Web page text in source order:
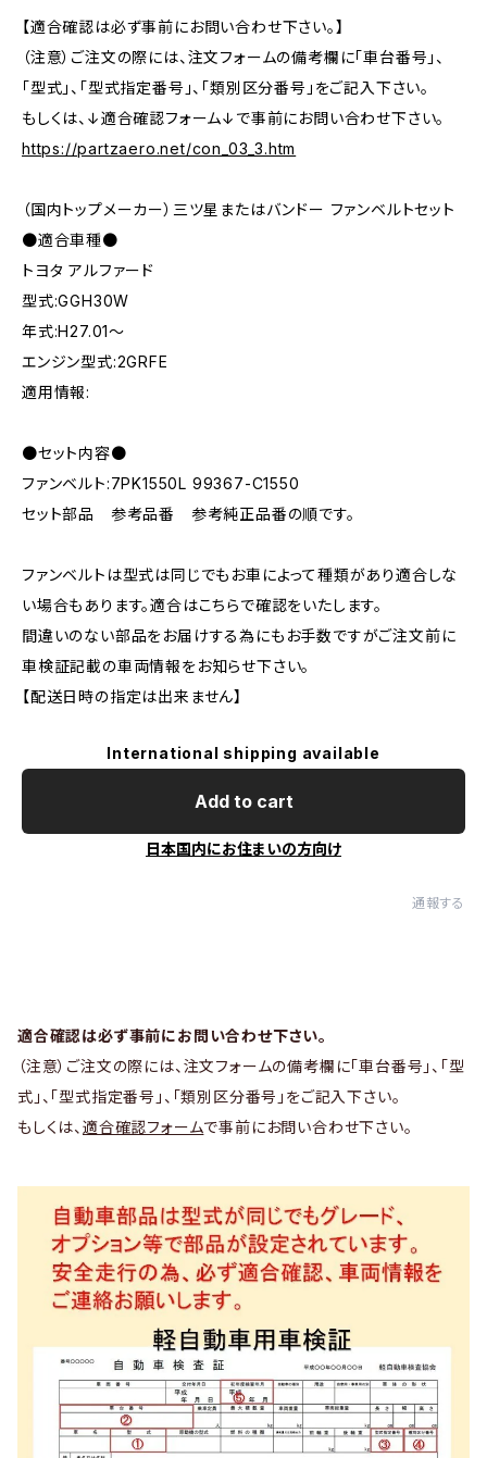
【適合確認は必ず事前にお問い合わせ下さい。】
（注意）ご注文の際には、注文フォームの備考欄に「車台番号」、
「型式」、「型式指定番号」、「類別区分番号」をご記入下さい。
もしくは、↓適合確認フォーム↓で事前にお問い合わせ下さい。
https://partzaero.net/con_03_3.htm
（国内トップメーカー）三ツ星またはバンドー ファンベルトセット
●適合車種●
トヨタ アルファード
型式:GGH30W
年式:H27.01～
エンジン型式:2GRFE
適用情報:
●セット内容●
ファンベルト:7PK1550L 99367-C1550
セット部品 参考品番 参考純正品番の順です。
ファンベルトは型式は同じでもお車によって種類があり適合しな
い場合もあります。適合はこちらで確認をいたします。
間違いのない部品をお届けする為にもお手数ですがご注文前に
車検証記載の車両情報をお知らせ下さい。
【配送日時の指定は出来ません】
International shipping available
Add to cart
日本国内にお住まいの方向け
通報する
適合確認は必ず事前にお問い合わせ下さい。
（注意）ご注文の際には、注文フォームの備考欄に「車台番号」、「型
式」、「型式指定番号」、「類別区分番号」をご記入下さい。
もしくは、 適合確認フォームで事前にお問い合わせ下さい。